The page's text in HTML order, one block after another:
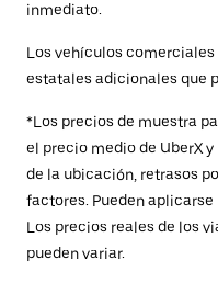
inmediato.
Los vehículos
estatales adicionales que
*Los precios de muestra
el precio medio de UberX
de la ubicación, retrasos
factores. Pueden
Los precios reales de los
pueden variar.